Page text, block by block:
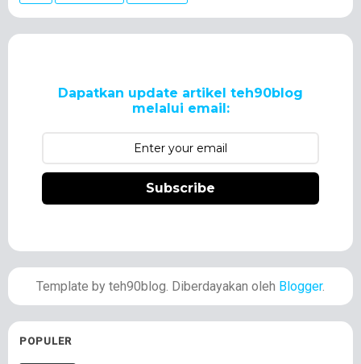
Dapatkan update artikel teh90blog
melalui email:
Subscribe
Template by teh90blog. Diberdayakan oleh Blogger.
POPULER